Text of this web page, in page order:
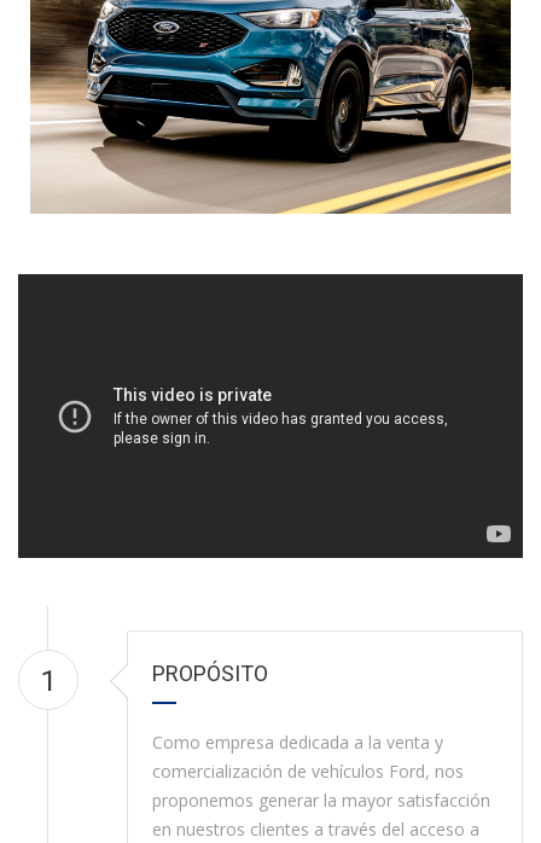
1 PROPÓSITO
Como empresa dedicada a la venta y
comercialización de vehículos Ford, nos
proponemos generar la mayor satisfacción
en nuestros clientes a través del acceso a